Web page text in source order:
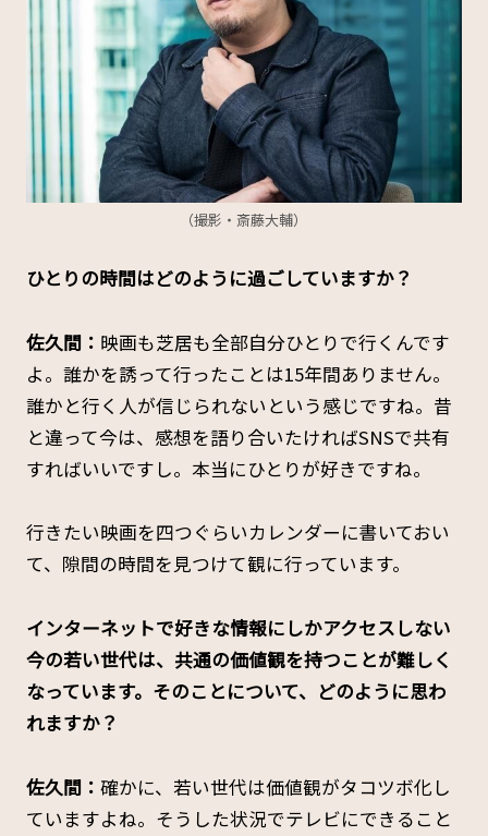
（撮影・斎藤大輔）
――ひとりの時間はどのように過ごしていますか？
佐久間： 映画も芝居も全部自分ひとりで行くんです
よ。誰かを誘って行ったことは15年間ありません。
誰かと行く人が信じられないという感じですね。昔
と違って今は、感想を語り合いたければSNSで共有
すればいいですし。本当にひとりが好きですね。
行きたい映画を四つぐらいカレンダーに書いておい
て、隙間の時間を見つけて観に行っています。
――インターネットで好きな情報にしかアクセスしない
今の若い世代は、共通の価値観を持つことが難しく
なっています。そのことについて、どのように思わ
れますか？
佐久間： 確かに、若い世代は価値観がタコツボ化し
ていますよね。そうした状況でテレビにできること